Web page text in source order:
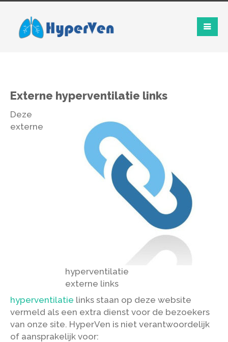
Externe hyperventilatie links
hyperventilatie
externe links
Deze
externe
hyperventilatie links staan op deze website
vermeld als een extra dienst voor de bezoekers
van onze site. HyperVen is niet verantwoordelijk
of aansprakelijk voor: